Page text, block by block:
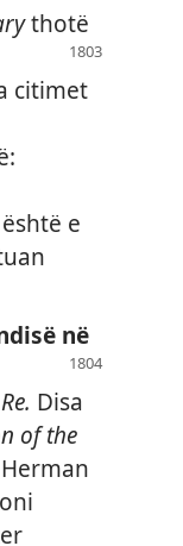
thotë
citimet
e
në
Disa
of the